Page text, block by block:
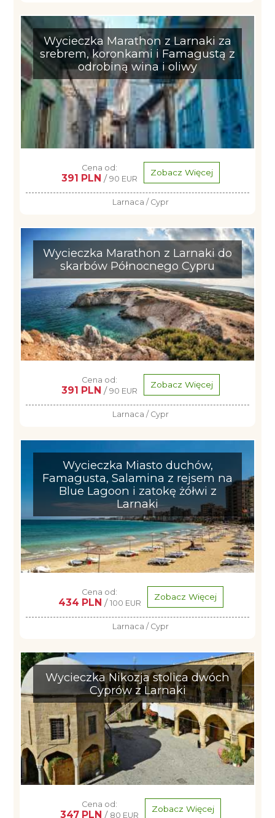
Wycieczka Marathon z Larnaki za
srebrem, koronkami i Famagustą z
odrobiną wina i oliwy
Cena od:
391 PLN / 90 EUR
Zobacz Więcej
Larnaca / Cypr
Wycieczka Marathon z Larnaki do
skarbów Północnego Cypru
Cena od:
391 PLN / 90 EUR
Zobacz Więcej
Larnaca / Cypr
Wycieczka Miasto duchów,
Famagusta, Salamina z rejsem na
Blue Lagoon i zatokę żółwi z
Larnaki
Cena od:
434 PLN / 100 EUR
Zobacz Więcej
Larnaca / Cypr
Wycieczka Nikozja stolica dwóch
Cyprów z Larnaki
Cena od:
347 PLN / 80 EUR
Zobacz Więcej